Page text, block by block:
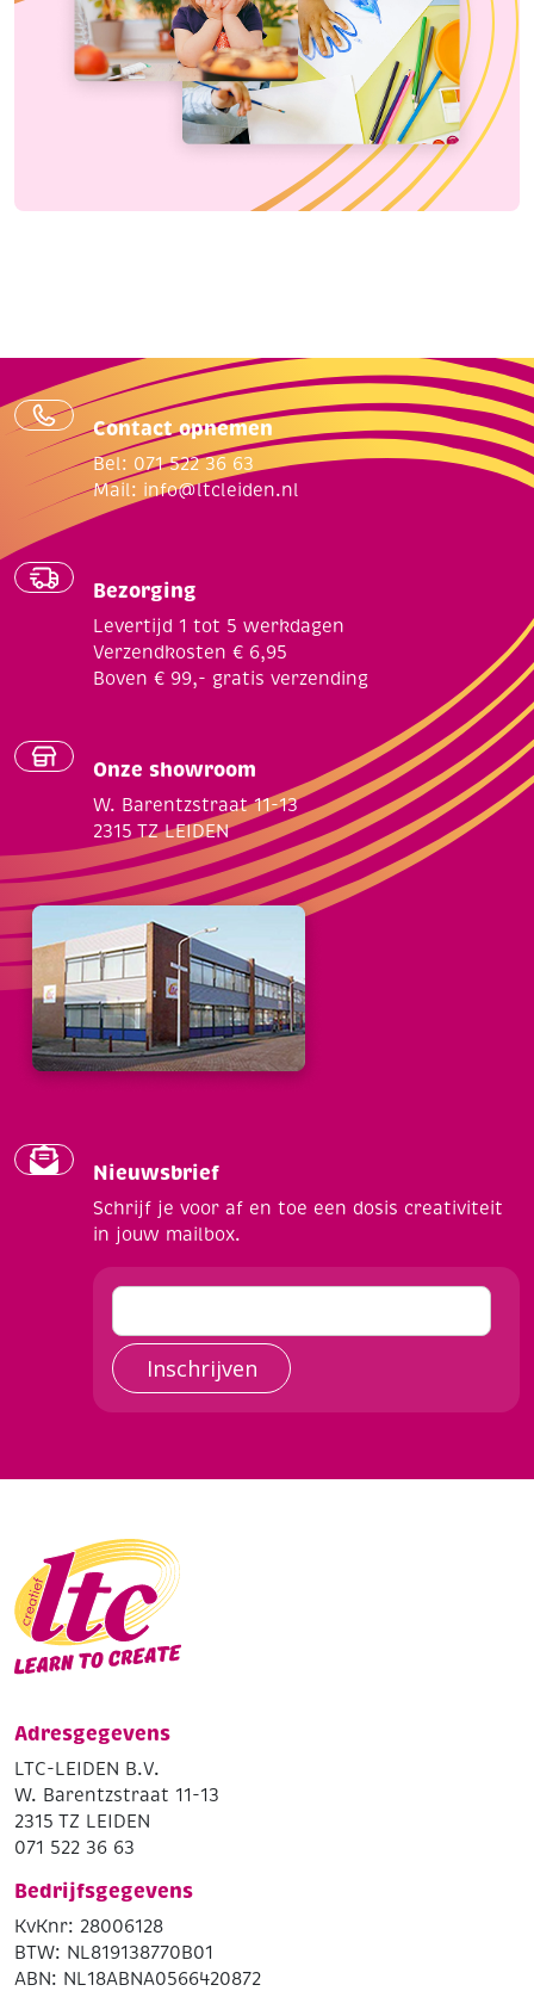
Contact opnemen
Bel: 071 522 36 63
Mail: info@ltcleiden.nl
Bezorging
Levertijd 1 tot 5 werkdagen
Verzendkosten € 6,95
Boven € 99,- gratis verzending
Onze showroom
W. Barentzstraat 11-13
2315 TZ LEIDEN
Nieuwsbrief
Schrijf je voor af en toe een dosis creativiteit
in jouw mailbox.
Inschrijven
Adresgegevens
LTC-LEIDEN B.V.
W. Barentzstraat 11-13
2315 TZ LEIDEN
071 522 36 63
Bedrijfsgegevens
KvKnr: 28006128
BTW: NL819138770B01
ABN: NL18ABNA0566420872